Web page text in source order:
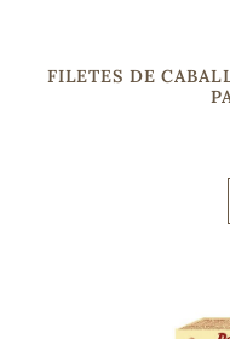
FILETES DE